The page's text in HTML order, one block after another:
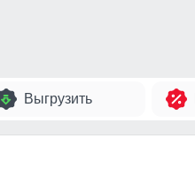
Выгрузить